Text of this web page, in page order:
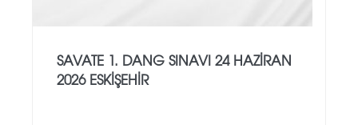
SAVATE 1. DANG SINAVI 24 HAZİRAN
2026 ESKİŞEHİR